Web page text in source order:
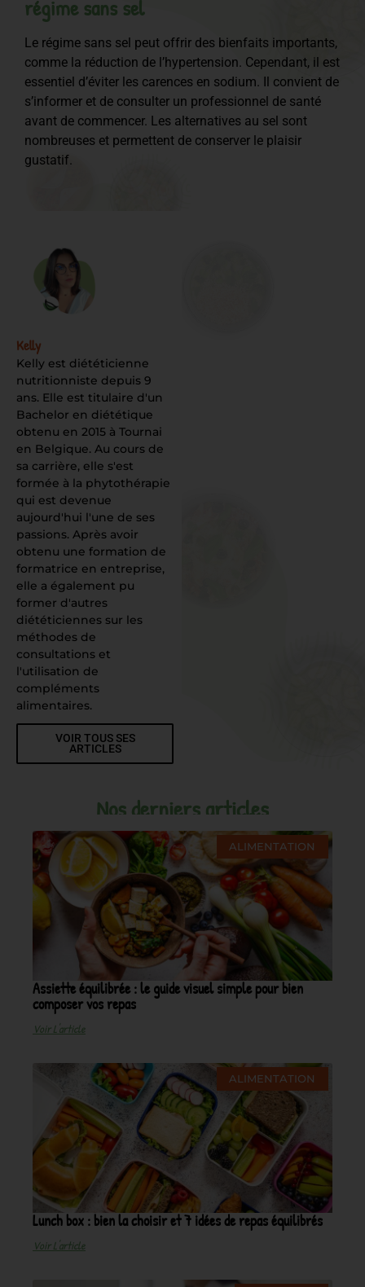
régime sans sel
Le régime sans sel peut offrir des bienfaits importants,
comme la réduction de l’hypertension. Cependant, il est
essentiel d’éviter les carences en sodium. Il convient de
s’informer et de consulter un professionnel de santé
avant de commencer. Les alternatives au sel sont
nombreuses et permettent de conserver le plaisir
gustatif.
Kelly
Kelly est diététicienne
nutritionniste depuis 9
ans. Elle est titulaire d'un
Bachelor en diététique
obtenu en 2015 à Tournai
en Belgique. Au cours de
sa carrière, elle s'est
formée à la phytothérapie
qui est devenue
aujourd'hui l'une de ses
passions. Après avoir
obtenu une formation de
formatrice en entreprise,
elle a également pu
former d'autres
diététiciennes sur les
méthodes de
consultations et
l'utilisation de
compléments
alimentaires.
VOIR TOUS SES
ARTICLES
Nos derniers articles
ALIMENTATION
Assiette équilibrée : le guide visuel simple pour bien
composer vos repas
Voir L'article
ALIMENTATION
Lunch box : bien la choisir et 7 idées de repas équilibrés
Voir L'article